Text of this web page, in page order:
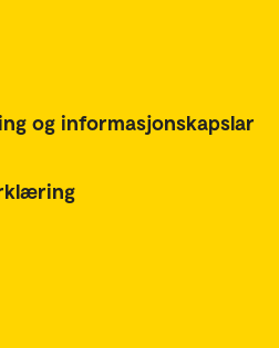
og informasjonskapslar